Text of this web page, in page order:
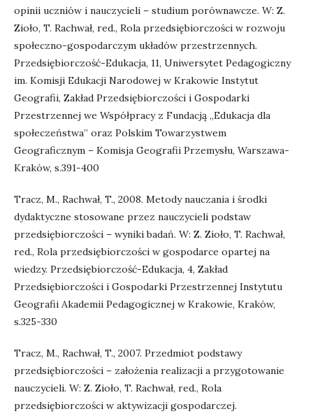
opinii uczniów i nauczycieli – studium porównawcze. W: Z.
Zioło, T. Rachwał, red., Rola przedsiębiorczości w rozwoju
społeczno-gospodarczym układów przestrzennych.
Przedsiębiorczość-Edukacja, 11, Uniwersytet Pedagogiczny
im. Komisji Edukacji Narodowej w Krakowie Instytut
Geografii, Zakład Przedsiębiorczości i Gospodarki
Przestrzennej we Współpracy z Fundacją „Edukacja dla
społeczeństwa” oraz Polskim Towarzystwem
Geograficznym – Komisja Geografii Przemysłu, Warszawa-
Kraków, s.391-400
Tracz, M., Rachwał, T., 2008. Metody nauczania i środki
dydaktyczne stosowane przez nauczycieli podstaw
przedsiębiorczości – wyniki badań. W: Z. Zioło, T. Rachwał,
red., Rola przedsiębiorczości w gospodarce opartej na
wiedzy. Przedsiębiorczość-Edukacja, 4, Zakład
Przedsiębiorczości i Gospodarki Przestrzennej Instytutu
Geografii Akademii Pedagogicznej w Krakowie, Kraków,
s.325-330
Tracz, M., Rachwał, T., 2007. Przedmiot podstawy
przedsiębiorczości – założenia realizacji a przygotowanie
nauczycieli. W: Z. Zioło, T. Rachwał, red., Rola
przedsiębiorczości w aktywizacji gospodarczej.